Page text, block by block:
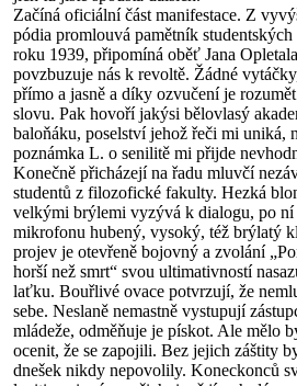
Začíná oficiální část manifestace. Z
pódia promlouvá pamětník studentských
roku 1939, připomíná oběť Jana
povzbuzuje nás k revoltě. Žádné
přímo a jasně a díky ozvučení je
slovu. Pak hovoří jakýsi bělovlasý
baloňáku, poselství jehož řeči mi uniká,
poznámka L. o senilitě mi přijde
Konečně přicházejí na řadu mluvčí
studentů z filozofické fakulty. Hezká
velkými brýlemi vyzývá k dialogu, po ní
mikrofonu hubený, vysoký, též brýlatý
projev je otevřeně bojovný a zvolání
horší než smrt“ svou ultimativností
laťku. Bouřlivé ovace potvrzují, že
sebe. Neslaně nemastně vystupují
mládeže, odměňuje je pískot. Ale mělo
ocenit, že se zapojili. Bez jejich záštity
dnešek nikdy nepovolily. Koneckonců